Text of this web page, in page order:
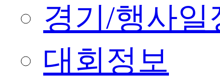
경기/행사일
대회정보